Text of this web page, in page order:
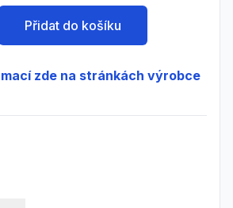
Přidat do košíku
zde na stránkách výrobce